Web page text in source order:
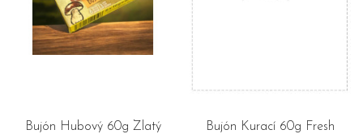
Bujón Hubový 60g Zlatý
Bujón Kurací 60g Fresh